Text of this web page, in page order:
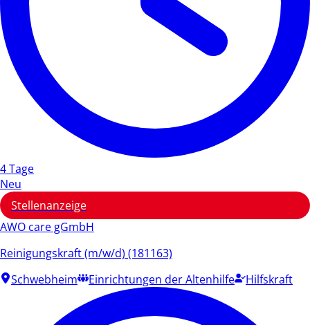
4 Tage
Neu
Stellenanzeige
AWO care gGmbH
Reinigungskraft (m/w/d) (181163)
Schwebheim
Einrichtungen der Altenhilfe Hilfskraft